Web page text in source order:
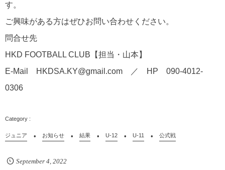
す。
ご興味がある方はぜひお問い合わせください。
問合せ先
HKD FOOTBALL CLUB 【担当・山本】
E-Mail
HKDSA.KY@gmail.com ／ HP
090-4012-
0306
ジュニア お知らせ 結果 U-12 U-11 公式戦
September 4, 2022